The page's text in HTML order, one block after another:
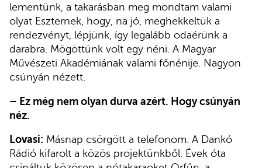
lementünk, a takarásban meg mondtam valami
olyat Eszternek, hogy, na jó, meghekkeltük a
rendezvényt, lépjünk, így legalább odaérünk a
darabra. Mögöttünk volt egy néni. A Magyar
Művészeti Akadémiának valami főnénije. Nagyon
csúnyán nézett.
– Ez még nem olyan durva azért. Hogy csúnyán
néz.
Lovasi: Másnap csörgött a telefonom. A Dankó
Rádió kifarolt a közös projektünkből. Évek óta